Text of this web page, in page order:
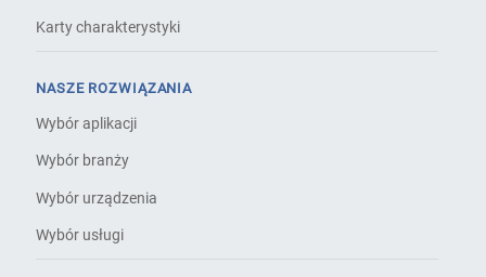
Karty charakterystyki
NASZE ROZWIĄZANIA
Wybór aplikacji
Wybór branży
Wybór urządzenia
Wybór usługi